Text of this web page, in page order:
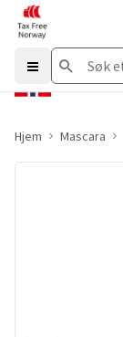
Hjem Mascara